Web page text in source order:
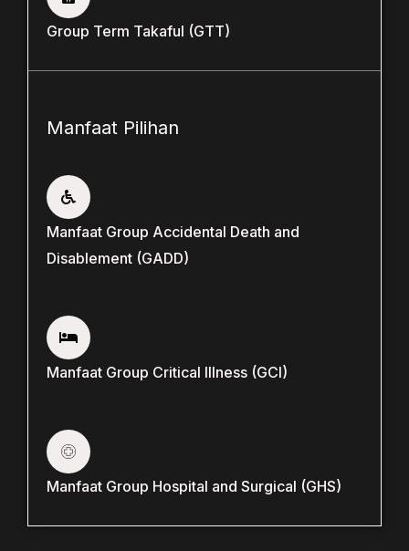
Group Term Takaful (GTT)
Manfaat Pilihan
Manfaat Group Accidental Death and
Disablement (GADD)
Manfaat Group Critical Illness (GCI)
Manfaat Group Hospital and Surgical (GHS)